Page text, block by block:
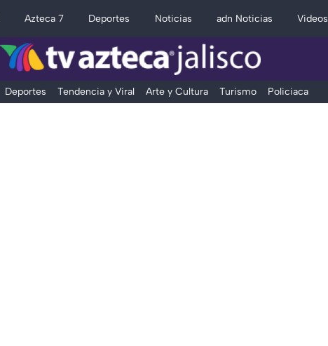
Azteca 7 Deportes Noticias adn Noticias Videos
Deportes Tendencia y Viral Arte y Cultura Turismo Policiaca